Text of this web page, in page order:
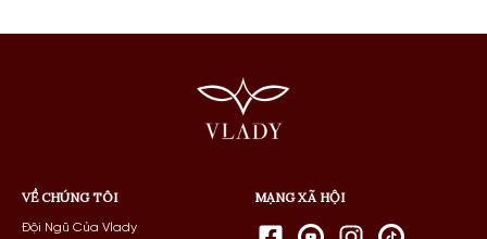
VỀ CHÚNG TÔI
Đội Ngũ Của Vlady
MẠNG XÃ HỘI